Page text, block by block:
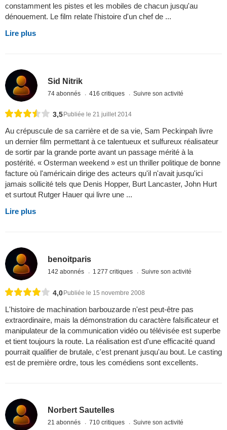
constamment les pistes et les mobiles de chacun jusqu'au
dénouement. Le film relate l'histoire d'un chef de ...
Lire plus
Sid Nitrik
74 abonnés 416 critiques Suivre son activité
3,5 Publiée le 21 juillet 2014
Au crépuscule de sa carrière et de sa vie, Sam Peckinpah livre
un dernier film permettant à ce talentueux et sulfureux réalisateur
de sortir par la grande porte avant un passage mérité à la
postérité. « Osterman weekend » est un thriller politique de bonne
facture où l'américain dirige des acteurs qu'il n'avait jusqu'ici
jamais sollicité tels que Denis Hopper, Burt Lancaster, John Hurt
et surtout Rutger Hauer qui livre une ...
Lire plus
benoitparis
142 abonnés 1 277 critiques Suivre son activité
4,0Publiée le 15 novembre 2008
L'histoire de machination barbouzarde n'est peut-être pas
extraordinaire, mais la démonstration du caractère falsificateur et
manipulateur de la communication vidéo ou télévisée est superbe
et tient toujours la route. La réalisation est d'une efficacité quand
pourrait qualifier de brutale, c'est prenant jusqu'au bout. Le casting
est de première ordre, tous les comédiens sont excellents.
Norbert Sautelles
21 abonnés 710 critiques Suivre son activité